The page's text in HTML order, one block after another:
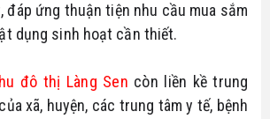
đáp ứng thuận tiện nhu cầu mua sắm
dụng sinh hoạt cần thiết.
đô thị Làng Sen còn liền kề trung
xã, huyện, các trung tâm y tế, bệnh